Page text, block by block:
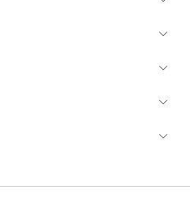
użytkowników